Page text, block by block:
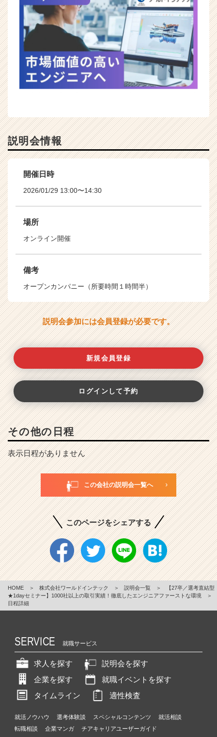
説明会情報
開催日時
2026/01/29 13:00〜14:30
場所
オンライン開催
備考
オープンカンパニー（所要時間１時間半）
説明会参加には会員登録が必要です。
新規会員登録
ログインして予約
その他の日程
表示日程がありません
この会社の説明会一覧へ
このページをシェアする
HOME ＞ 株式会社ワールドインテック ＞ 説明会一覧 ＞
【27卒／選考直結型
★1dayセミナー】1000社以上の取引実績！徹底したエンジニアファーストな環境
＞
日程詳細
SERVICE 就職サービス
求人を探す
説明会を探す
企業を探す
就職イベントを探す
タイムライン
適性検査
就活ノウハウ 選考体験談 スペシャルコンテンツ
就活相談
転職相談
企業マンガ チアキャリアユーザーガイド